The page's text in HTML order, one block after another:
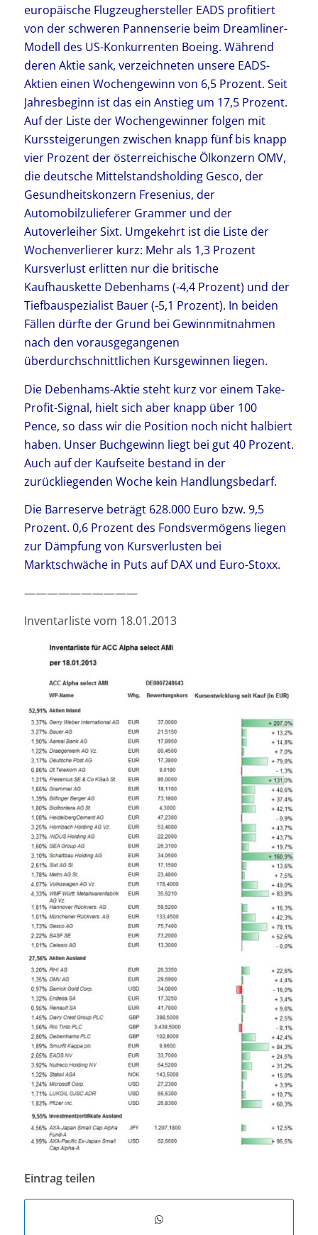
europäische Flugzeughersteller EADS profitiert
von der schweren Pannenserie beim Dreamliner-
Modell des US-Konkurrenten Boeing. Während
deren Aktie sank, verzeichneten unsere EADS-
Aktien einen Wochengewinn von 6,5 Prozent. Seit
Jahresbeginn ist das ein Anstieg um 17,5 Prozent.
Auf der Liste der Wochengewinner folgen mit
Kurssteigerungen zwischen knapp fünf bis knapp
vier Prozent der österreichische Ölkonzern OMV,
die deutsche Mittelstandsholding Gesco, der
Gesundheitskonzern Fresenius, der
Automobilzulieferer Grammer und der
Autoverleiher Sixt. Umgekehrt ist die Liste der
Wochenverlierer kurz: Mehr als 1,3 Prozent
Kursverlust erlitten nur die britische
Kaufhauskette Debenhams (-4,4 Prozent) und der
Tiefbauspezialist Bauer (-5,1 Prozent). In beiden
Fällen dürfte der Grund bei Gewinnmitnahmen
nach den vorausgegangenen
überdurchschnittlichen Kursgewinnen liegen.
Die Debenhams-Aktie steht kurz vor einem Take-
Profit-Signal, hielt sich aber knapp über 100
Pence, so dass wir die Position noch nicht halbiert
haben. Unser Buchgewinn liegt bei gut 40 Prozent.
Auch auf der Kaufseite bestand in der
zurückliegenden Woche kein Handlungsbedarf.
Die Barreserve beträgt 628.000 Euro bzw. 9,5
Prozent. 0,6 Prozent des Fondsvermögens liegen
zur Dämpfung von Kursverlusten bei
Marktschwäche in Puts auf DAX und Euro-Stoxx.
——————————
Inventarliste vom 18.01.2013
Eintrag teilen